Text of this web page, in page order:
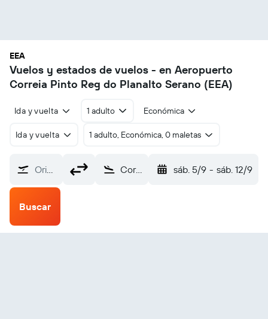
EEA
Vuelos y estados de vuelos - en Aeropuerto
Correia Pinto Reg do Planalto Serano (EEA)
Ida y vuelta 1 adulto Económica
Ida y vuelta 1 adulto, Económica, 0 maletas
Origen Correia Pinto Reg do Planalto Serano (EEA) sáb. 5/9 - sáb. 12/9
Buscar